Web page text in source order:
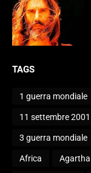
TAGS
1 guerra mondiale
11 settembre 2001
3 guerra mondiale
Africa Agartha